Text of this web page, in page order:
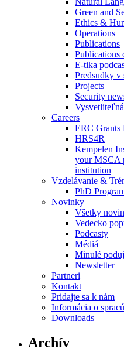
Green and
Ethics &
Operations
Publications
Publications
E-tika
Predsudky v
Projects
Security
Careers
ERC Grants
HRS4R
Kempelen
your MSCA
institution
Vzdelávanie &
PhD
Novinky
Všetky
Vedecko
Podcasty
Médiá
Minulé
Newsletter
Partneri
Kontakt
Pridajte sa k nám
Informácia o
Downloads
Archív